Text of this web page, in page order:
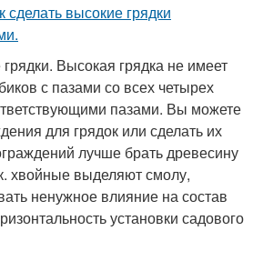
Высокая грядка не имеет
с пазами со всех четырех
пазами. Вы можете
для грядок или сделать их
лучше брать древесину
хвойные выделяют смолу,
ненужное влияние на состав
установки садового